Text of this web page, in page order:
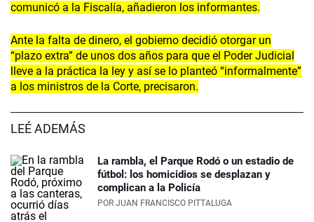
comunicó a la Fiscalía, añadieron los informantes.
Ante la falta de dinero, el gobierno decidió otorgar un
“plazo extra” de unos dos años para que el Poder Judicial
lleve a la práctica la ley y así se lo planteó “informalmente”
a los ministros de la Corte, precisaron.
LEÉ ADEMÁS
La rambla, el Parque Rodó o un estadio de
fútbol: los homicidios se desplazan y
complican a la Policía
POR JUAN FRANCISCO PITTALUGA